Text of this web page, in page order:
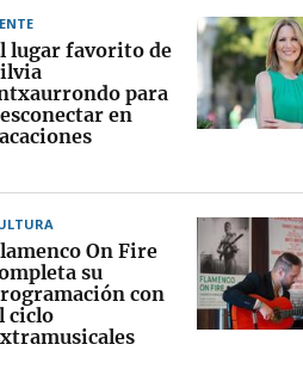
lugar favorito de
para
en
On Fire
su
con
ciclo